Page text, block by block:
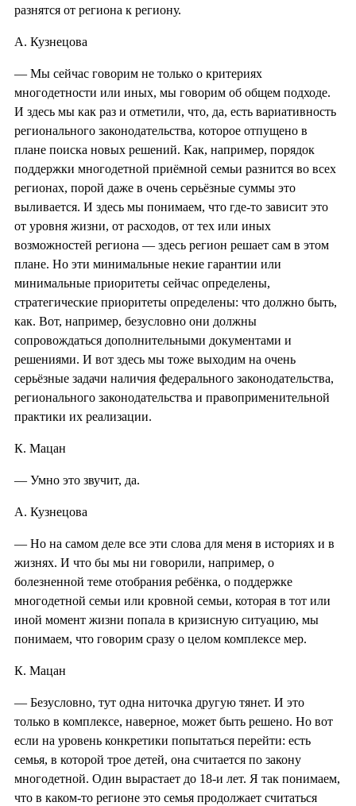
разнятся от региона к региону.
А. Кузнецова
— Мы сейчас говорим не только о критериях
многодетности или иных, мы говорим об общем подходе.
И здесь мы как раз и отметили, что, да, есть вариативность
регионального законодательства, которое отпущено в
плане поиска новых решений. Как, например, порядок
поддержки многодетной приёмной семьи разнится во всех
регионах, порой даже в очень серьёзные суммы это
выливается. И здесь мы понимаем, что где-то зависит это
от уровня жизни, от расходов, от тех или иных
возможностей региона — здесь регион решает сам в этом
плане. Но эти минимальные некие гарантии или
минимальные приоритеты сейчас определены,
стратегические приоритеты определены: что должно быть,
как. Вот, например, безусловно они должны
сопровождаться дополнительными документами и
решениями. И вот здесь мы тоже выходим на очень
серьёзные задачи наличия федерального законодательства,
регионального законодательства и правоприменительной
практики их реализации.
К. Мацан
— Умно это звучит, да.
А. Кузнецова
— Но на самом деле все эти слова для меня в историях и в
жизнях. И что бы мы ни говорили, например, о
болезненной теме отобрания ребёнка, о поддержке
многодетной семьи или кровной семьи, которая в тот или
иной момент жизни попала в кризисную ситуацию, мы
понимаем, что говорим сразу о целом комплексе мер.
К. Мацан
— Безусловно, тут одна ниточка другую тянет. И это
только в комплексе, наверное, может быть решено. Но вот
если на уровень конкретики попытаться перейти: есть
семья, в которой трое детей, она считается по закону
многодетной. Один вырастает до 18-и лет. Я так понимаем,
что в каком-то регионе это семья продолжает считаться